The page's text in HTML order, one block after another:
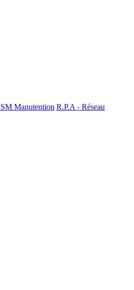
Manutention R.P.A - Réseau